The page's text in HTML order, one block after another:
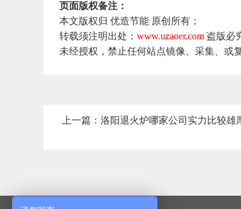
页面版权备注：
本文版权归 优造节能 原创所有；
转载须注明出处： www.uzaoer.com 盗版必
未经授权，禁止任何站点镜像、采集、或
上一篇： 洛阳退火炉哪家公司实力比较雄